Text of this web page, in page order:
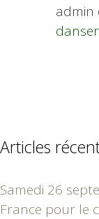
admin
Articles
Samedi 26
France pour le